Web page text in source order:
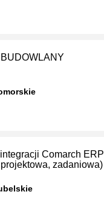
Comarch
projektowa, zadaniowa)